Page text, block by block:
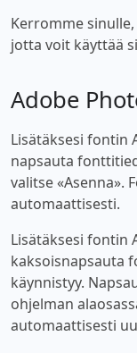
Kerromme
jotta voit käyttää
Adobe
Lisätäksesi fontin
napsauta
valitse «Asenna».
automaattisesti.
Lisätäksesi fontin
kaksoisnapsauta
käynnistyy.
ohjelman
automaattisesti